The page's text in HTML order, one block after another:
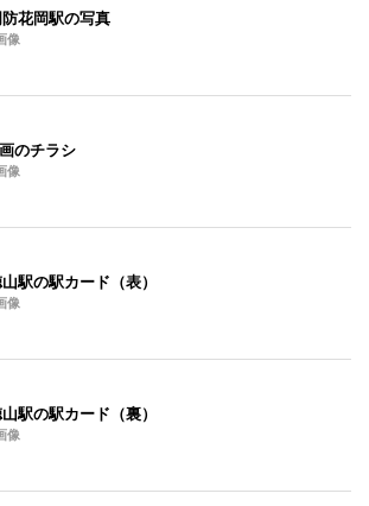
花岡駅の写真
像
のチラシ
像
駅の駅カード（表）
像
駅の駅カード（裏）
像